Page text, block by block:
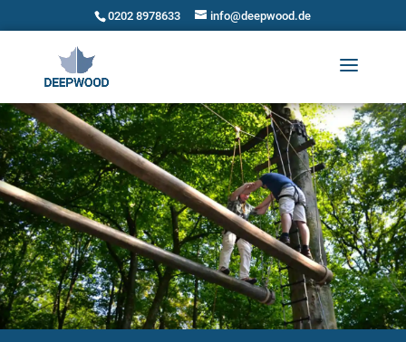
0202 8978633 info@deepwood.de